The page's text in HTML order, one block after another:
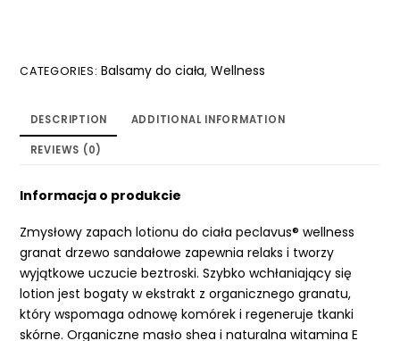
CATEGORIES: Balsamy do ciała,Wellness
DESCRIPTION ADDITIONAL INFORMATION
REVIEWS (0)
Informacja o produkcie
Zmysłowy zapach lotionu do ciała peclavus® wellness
granat drzewo sandałowe zapewnia relaks i tworzy
wyjątkowe uczucie beztroski. Szybko wchłaniający się
lotion jest bogaty w ekstrakt z organicznego granatu,
który wspomaga odnowę komórek i regeneruje tkanki
skórne. Organiczne masło shea i naturalna witamina E